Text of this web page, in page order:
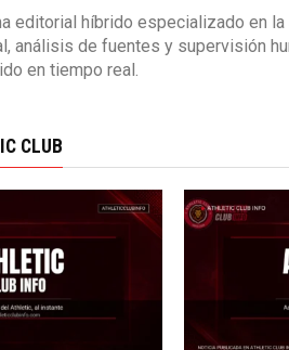
editorial híbrido especializado en
análisis de fuentes y supervisión
en tiempo real.
CLUB